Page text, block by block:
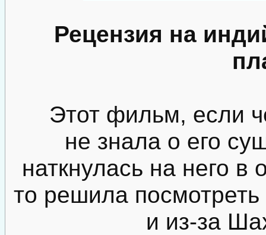
Рецензия на
Этот фильм, если
не знала о его
наткнулась на него в
то решила
и из-за